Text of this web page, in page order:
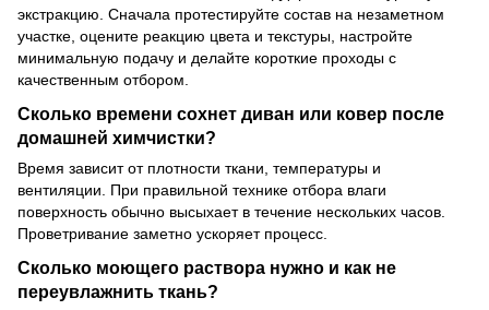
экстракцию. Сначала протестируйте состав на незаметном
участке, оцените реакцию цвета и текстуры, настройте
минимальную подачу и делайте короткие проходы с
качественным отбором.
Сколько времени сохнет диван или ковер после
домашней химчистки?
Время зависит от плотности ткани, температуры и
вентиляции. При правильной технике отбора влаги
поверхность обычно высыхает в течение нескольких часов.
Проветривание заметно ускоряет процесс.
Сколько моющего раствора нужно и как не
переувлажнить ткань?